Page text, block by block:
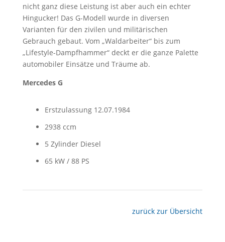
nicht ganz diese Leistung ist aber auch ein echter
Hingucker! Das G-Modell wurde in diversen
Varianten für den zivilen und militärischen
Gebrauch gebaut. Vom „Waldarbeiter“ bis zum
„Lifestyle-Dampfhammer“ deckt er die ganze Palette
automobiler Einsätze und Träume ab.
Mercedes G
Erstzulassung 12.07.1984
2938 ccm
5 Zylinder Diesel
65 kW / 88 PS
zurück zur Übersicht